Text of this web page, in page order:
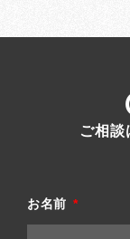
ご相談
お名前